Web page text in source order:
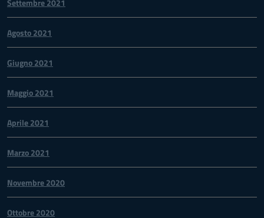
Settembre 2021
Agosto 2021
Giugno 2021
Maggio 2021
Aprile 2021
Marzo 2021
Novembre 2020
Ottobre 2020